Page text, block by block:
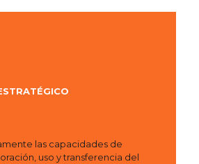
las capacidades de
uso y transferencia del